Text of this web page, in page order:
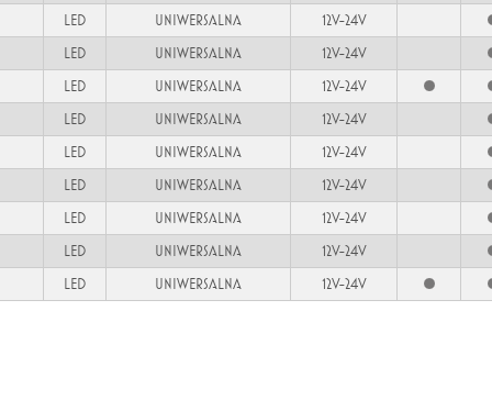
LED
UNIWERSALNA 12V-24V
LED
UNIWERSALNA 12V-24V
LED
UNIWERSALNA 12V-24V
LED
UNIWERSALNA 12V-24V
LED
UNIWERSALNA 12V-24V
LED
UNIWERSALNA 12V-24V
LED
UNIWERSALNA 12V-24V
LED
UNIWERSALNA 12V-24V
LED
UNIWERSALNA 12V-24V